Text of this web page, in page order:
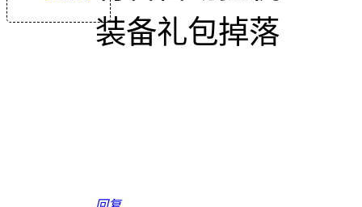
装备礼包掉落